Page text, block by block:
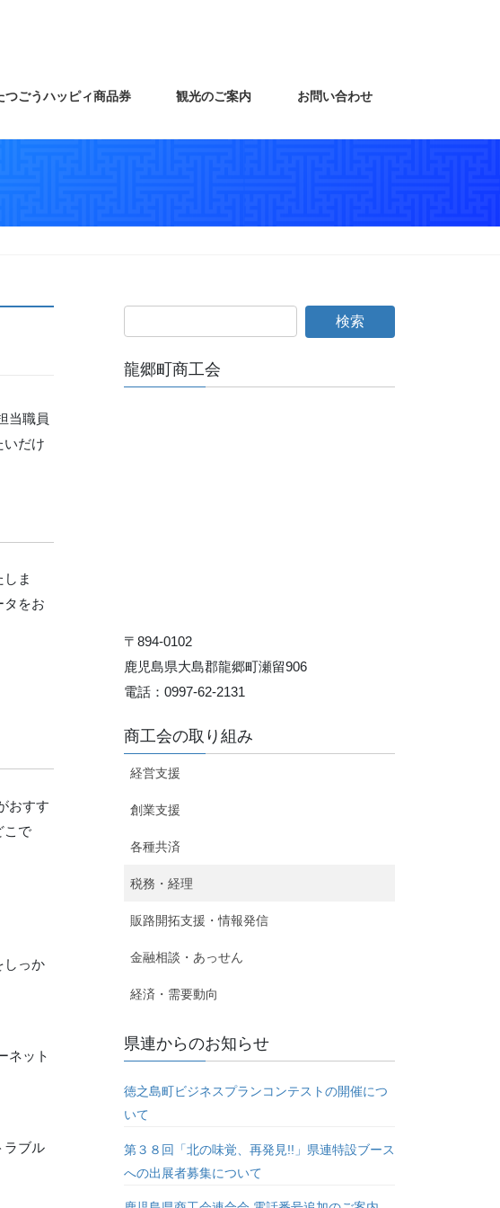
つごうハッピィ商品券 観光のご案内 お問い合わせ
当職員
いだけ
ま
タをお
おすす
こで
しっか
ネット
ラブル
龍郷町商工会
〒894-0102
鹿児島県大島郡龍郷町瀬留906
電話：0997-62-2131
商工会の取り組み
経営支援
創業支援
各種共済
税務・経理
販路開拓支援・情報発信
金融相談・あっせん
経済・需要動向
県連からのお知らせ
徳之島町ビジネスプランコンテストの開催につ
いて
第３８回「北の味覚、再発見!!」県連特設ブース
への出展者募集について